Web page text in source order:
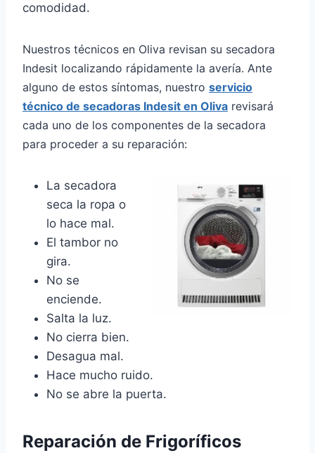
comodidad.
Nuestros técnicos en Oliva revisan su secadora
Indesit localizando rápidamente la avería. Ante
alguno de estos síntomas, nuestro servicio
técnico de secadoras Indesit en Oliva revisará
cada uno de los componentes de la secadora
para proceder a su reparación:
La secadora
seca la ropa o
lo hace mal.
El tambor no
gira.
No se
enciende.
Salta la luz.
No cierra bien.
Desagua mal.
Hace mucho ruido.
No se abre la puerta.
Reparación de Frigoríficos